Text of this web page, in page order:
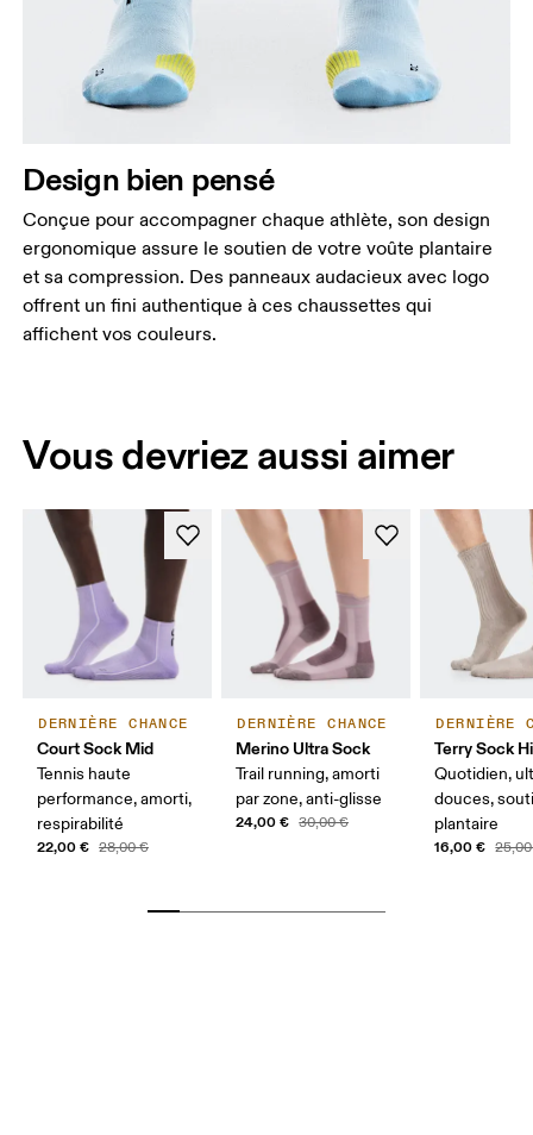
Design bien pensé
Conçue pour accompagner chaque athlète, son design
ergonomique assure le soutien de votre voûte plantaire
et sa compression. Des panneaux audacieux avec logo
offrent un fini authentique à ces chaussettes qui
affichent vos couleurs.
Vous devriez aussi aimer
DERNIÈRE CHANCE
Court Sock Mid
Tennis haute
performance, amorti,
respirabilité
22,00 € 28,00 €
DERNIÈRE CHANCE
Merino Ultra Sock
Trail running, amorti
par zone, anti-glisse
24,00 € 30,00 €
DERNIÈRE
Terry Sock
Quotidien,
douces,
plantaire
16,00 €